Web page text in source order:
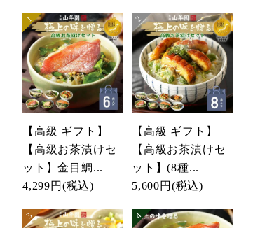
【高級 ギフト】
【高級お茶漬けセ
ット】金目鯛...
4,299円 (税込)
【高級 ギフト】
【高級お茶漬けセ
ット】(8種...
5,600円 (税込)